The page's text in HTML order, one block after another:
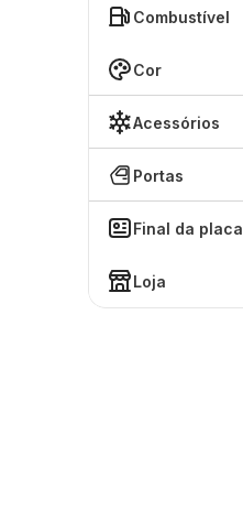
Combustível
Cor
Acessórios
Portas
Final da placa
Loja